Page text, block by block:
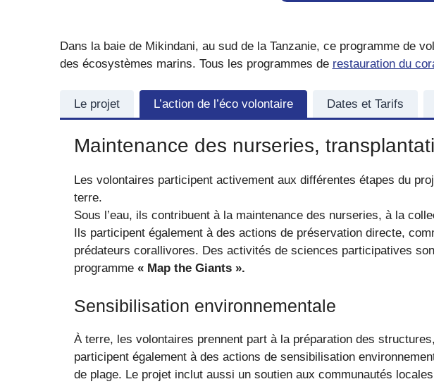
Dans la baie de Mikindani, au sud de la Tanzanie, ce programme de
des écosystèmes marins. Tous les programmes de restauration du
Le projet L’action de l’éco volontaire Dates et Tarifs
Maintenance des nurseries,
Les volontaires participent activement aux différentes étapes du
terre.
Sous l’eau, ils contribuent à la maintenance des nurseries, à la
Ils participent également à des actions de préservation directe,
prédateurs corallivores. Des activités de sciences participatives
programme « Map the Giants ».
Sensibilisation environnementale
À terre, les volontaires prennent part à la préparation des
participent également à des actions de sensibilisation
de plage. Le projet inclut aussi un soutien aux communautés